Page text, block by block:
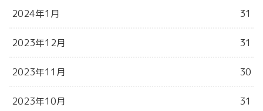
2024年1月 31
2023年12月 31
2023年11月 30
2023年10月 31